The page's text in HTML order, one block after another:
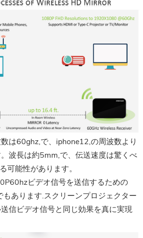
は60ghz,で、iphone12,の周波数より
波長は約5mm,で、伝送速度は驚くべ
可能性があります。
ビデオ信号を送信するための
あります.スクリーンプロジェクター
信ビデオ信号と同じ効果を真に実現